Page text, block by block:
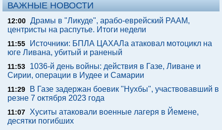
ВАЖНЫЕ НОВОСТИ
12:00 Драмы в "Ликуде", арабо-еврейский РААМ,
центристы на распутье. Итоги недели
11:55
Источники: БПЛА ЦАХАЛа атаковал мотоцикл на
юге Ливана, убитый и раненый
11:53
1036-й день войны: действия в Газе, Ливане и
Сирии, операции в Иудее и Самарии
11:29
В Газе задержан боевик "Нухбы", участвовавший в
резне 7 октября 2023 года
11:07 Хуситы атаковали военные лагеря в Йемене,
десятки погибших